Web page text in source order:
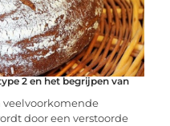
2 en het begrijpen van
veelvoorkomende
door een verstoorde